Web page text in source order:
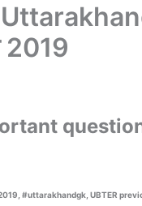
2019
#uttarakhandgk, UBTER